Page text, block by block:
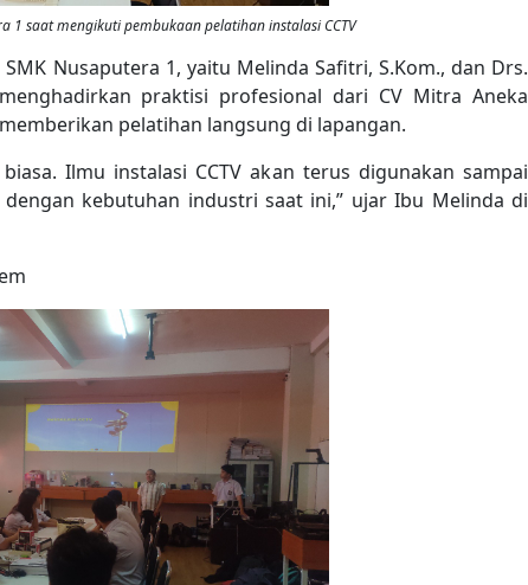
1 saat mengikuti pembukaan pelatihan instalasi CCTV
Nusaputera 1, yaitu Melinda Safitri, S.Kom., dan Drs.
praktisi profesional dari CV Mitra Aneka
pelatihan langsung di lapangan.
Ilmu instalasi CCTV akan terus digunakan sampai
kebutuhan industri saat ini,” ujar Ibu Melinda di